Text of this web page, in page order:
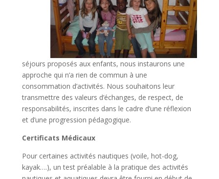
séjours proposés aux enfants, nous instaurons une
approche qui n’a rien de commun à une
consommation d’activités. Nous souhaitons leur
transmettre des valeurs d’échanges, de respect, de
responsabilités, inscrites dans le cadre d’une réflexion
et d’une progression pédagogique.
Certificats Médicaux
Pour certaines activités nautiques (voile, hot-dog,
kayak….), un test préalable à la pratique des activités